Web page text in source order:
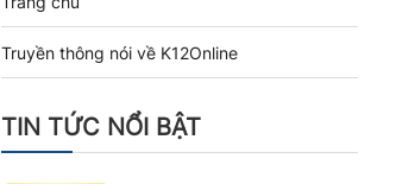
Truyền thông nói về K12Online
TIN TỨC NỔI BẬT